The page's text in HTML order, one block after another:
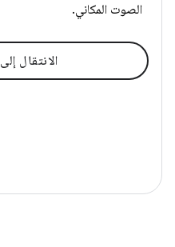
الصوت المكاني.
الانتقال إلى GitHub